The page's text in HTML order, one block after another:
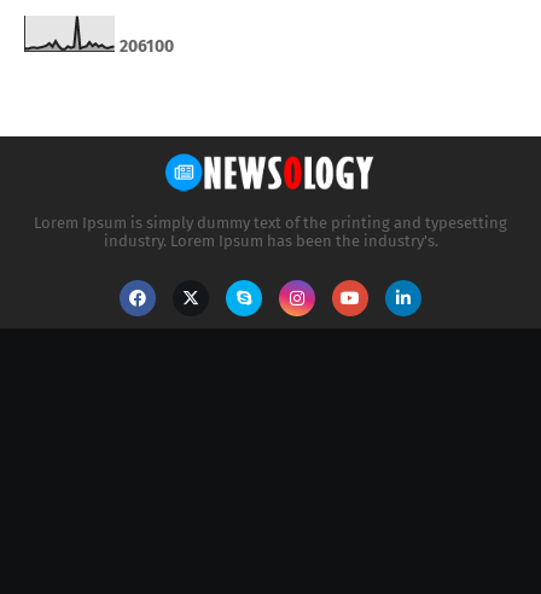
206100
Lorem Ipsum is simply dummy text of the printing and typesetting
industry. Lorem Ipsum has been the industry's.